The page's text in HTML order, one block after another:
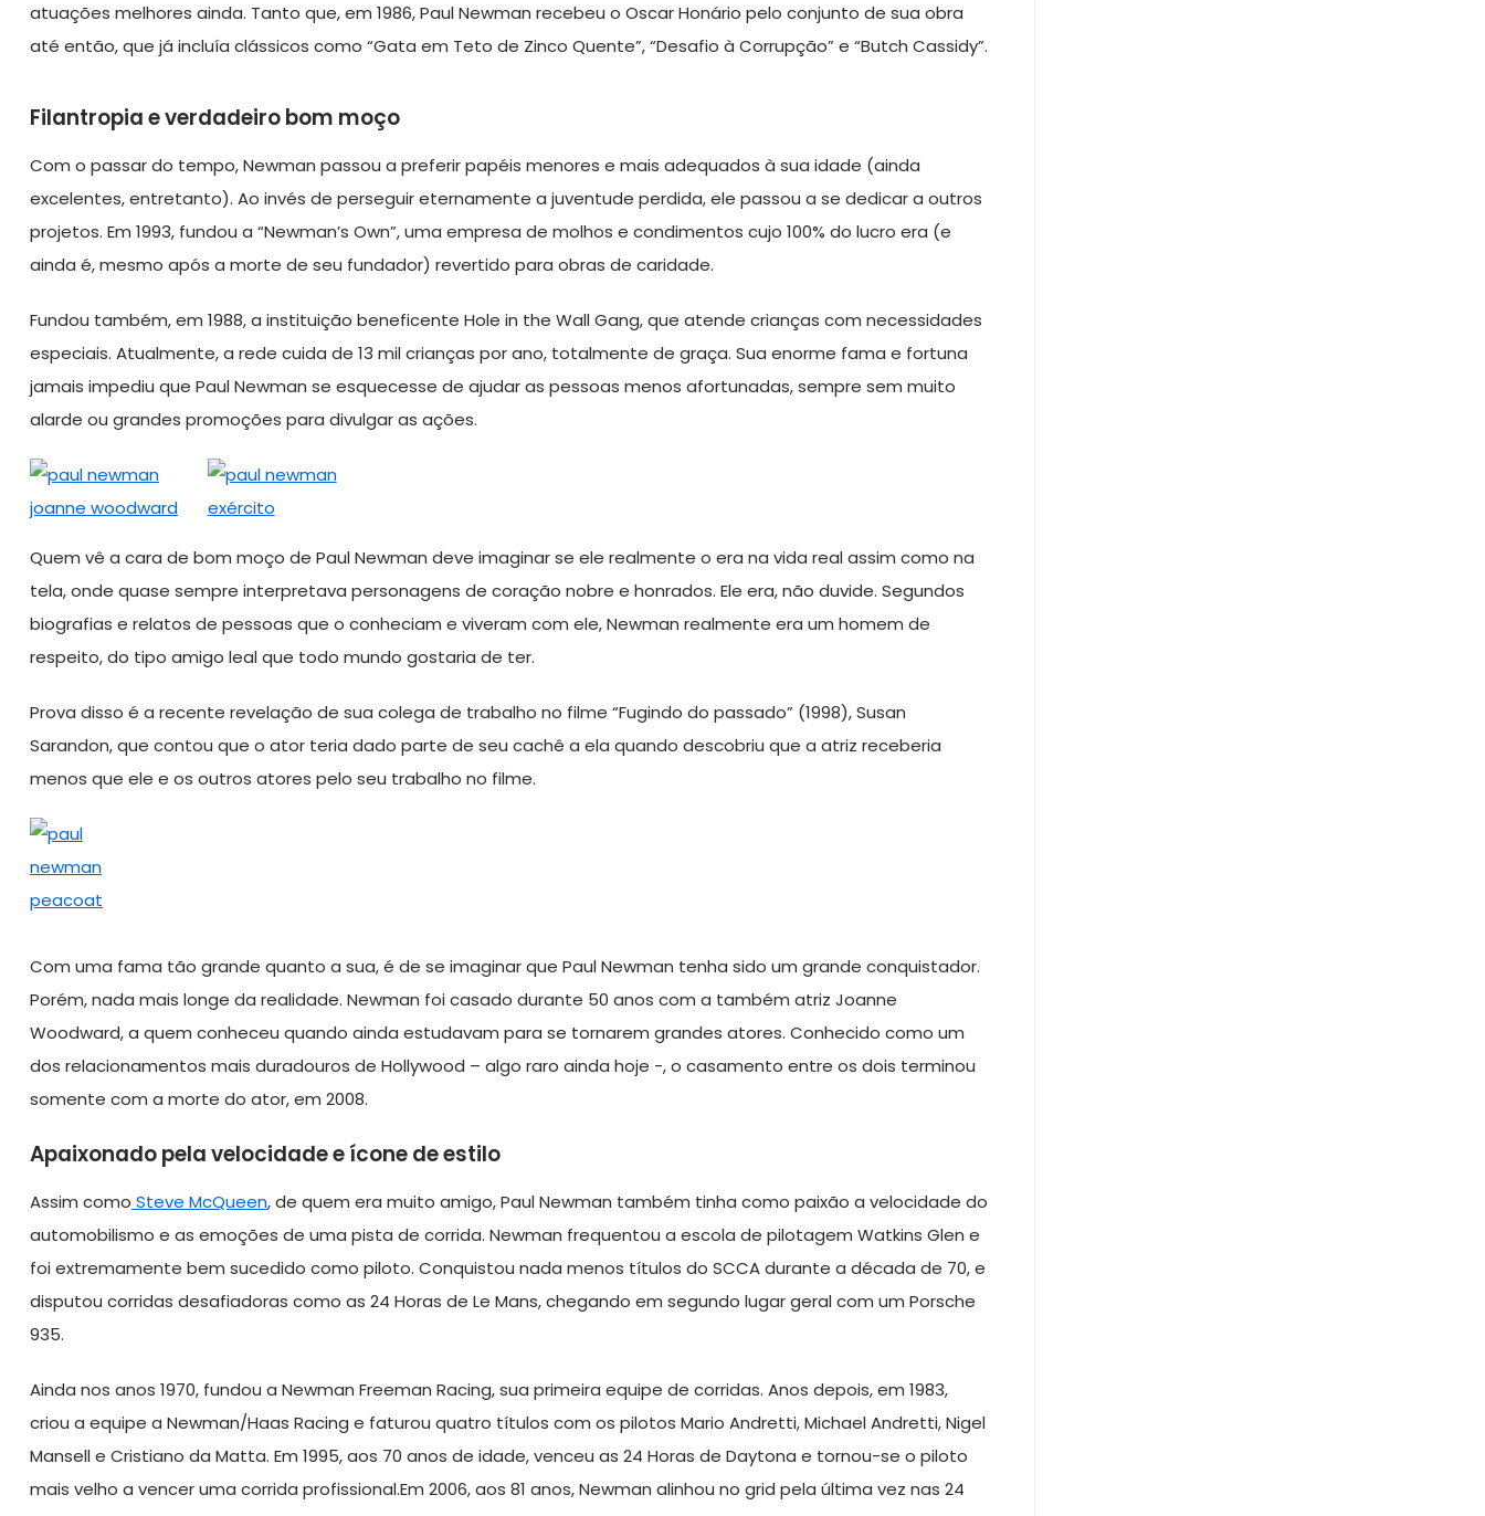
atuações melhores ainda. Tanto que, em 1986, Paul Newman recebeu o Oscar Honário pelo conjunto de sua obra
até então, que já incluía clássicos como “Gata em Teto de Zinco Quente”, “Desafio à Corrupção” e “Butch Cassidy”.
Filantropia e verdadeiro bom moço
Com o passar do tempo, Newman passou a preferir papéis menores e mais adequados à sua idade (ainda
excelentes, entretanto). Ao invés de perseguir eternamente a juventude perdida, ele passou a se dedicar a outros
projetos. Em 1993, fundou a “Newman’s Own”, uma empresa de molhos e condimentos cujo 100% do lucro era (e
ainda é, mesmo após a morte de seu fundador) revertido para obras de caridade.
Fundou também, em 1988, a instituição beneficente Hole in the Wall Gang, que atende crianças com necessidades
especiais. Atualmente, a rede cuida de 13 mil crianças por ano, totalmente de graça. Sua enorme fama e fortuna
jamais impediu que Paul Newman se esquecesse de ajudar as pessoas menos afortunadas, sempre sem muito
alarde ou grandes promoções para divulgar as ações.
Quem vê a cara de bom moço de Paul Newman deve imaginar se ele realmente o era na vida real assim como na
tela, onde quase sempre interpretava personagens de coração nobre e honrados. Ele era, não duvide. Segundos
biografias e relatos de pessoas que o conheciam e viveram com ele, Newman realmente era um homem de
respeito, do tipo amigo leal que todo mundo gostaria de ter.
Prova disso é a recente revelação de sua colega de trabalho no filme “Fugindo do passado” (1998), Susan
Sarandon, que contou que o ator teria dado parte de seu cachê a ela quando descobriu que a atriz receberia
menos que ele e os outros atores pelo seu trabalho no filme.
Com uma fama tão grande quanto a sua, é de se imaginar que Paul Newman tenha sido um grande conquistador.
Porém, nada mais longe da realidade. Newman foi casado durante 50 anos com a também atriz Joanne
Woodward, a quem conheceu quando ainda estudavam para se tornarem grandes atores. Conhecido como um
dos relacionamentos mais duradouros de Hollywood – algo raro ainda hoje -, o casamento entre os dois terminou
somente com a morte do ator, em 2008.
Apaixonado pela velocidade e ícone de estilo
Assim como Steve McQueen, de quem era muito amigo, Paul Newman também tinha como paixão a velocidade do
automobilismo e as emoções de uma pista de corrida. Newman frequentou a escola de pilotagem Watkins Glen e
foi extremamente bem sucedido como piloto. Conquistou nada menos títulos do SCCA durante a década de 70, e
disputou corridas desafiadoras como as 24 Horas de Le Mans, chegando em segundo lugar geral com um Porsche
935.
Ainda nos anos 1970, fundou a Newman Freeman Racing, sua primeira equipe de corridas. Anos depois, em 1983,
criou a equipe a Newman/Haas Racing e faturou quatro títulos com os pilotos Mario Andretti, Michael Andretti, Nigel
Mansell e Cristiano da Matta. Em 1995, aos 70 anos de idade, venceu as 24 Horas de Daytona e tornou-se o piloto
mais velho a vencer uma corrida profissional.Em 2006, aos 81 anos, Newman alinhou no grid pela última vez nas 24